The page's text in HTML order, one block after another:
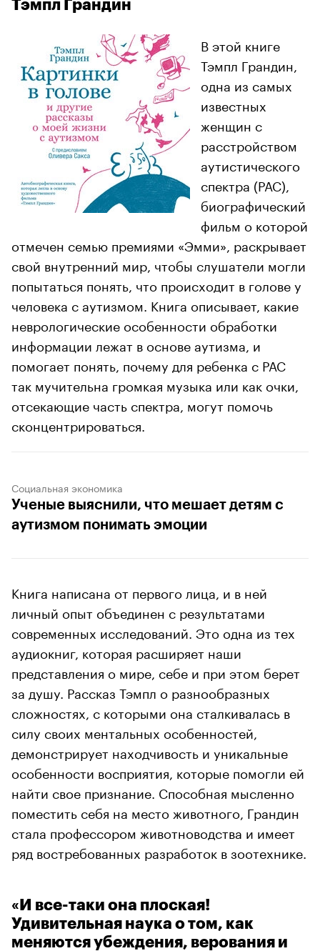
Тэмпл Грандин
В этой книге
Тэмпл Грандин,
одна из самых
известных
женщин с
расстройством
аутистического
спектра (РАС),
биографический
фильм о которой
отмечен семью премиями «Эмми», раскрывает
свой внутренний мир, чтобы слушатели могли
попытаться понять, что происходит в голове у
человека с аутизмом. Книга описывает, какие
неврологические особенности обработки
информации лежат в основе аутизма, и
помогает понять, почему для ребенка с РАС
так мучительна громкая музыка или как очки,
отсекающие часть спектра, могут помочь
сконцентрироваться.
Социальная экономика
Ученые выяснили, что мешает детям с
аутизмом понимать эмоции
Книга написана от первого лица, и в ней
личный опыт объединен с результатами
современных исследований. Это одна из тех
аудиокниг, которая расширяет наши
представления о мире, себе и при этом берет
за душу. Рассказ Тэмпл о разнообразных
сложностях, с которыми она сталкивалась в
силу своих ментальных особенностей,
демонстрирует находчивость и уникальные
особенности восприятия, которые помогли ей
найти свое признание. Способная мысленно
поместить себя на место животного, Грандин
стала профессором животноводства и имеет
ряд востребованных разработок в зоотехнике.
«И все-таки она плоская!
Удивительная наука о том, как
меняются убеждения, верования и